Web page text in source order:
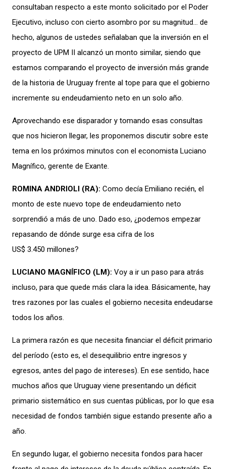
consultaban respecto a este monto solicitado por el Poder
Ejecutivo, incluso con cierto asombro por su magnitud… de
hecho, algunos de ustedes señalaban que la inversión en el
proyecto de UPM II alcanzó un monto similar, siendo que
estamos comparando el proyecto de inversión más grande
de la historia de Uruguay frente al tope para que el gobierno
incremente su endeudamiento neto en un solo año.
Aprovechando ese disparador y tomando esas consultas
que nos hicieron llegar, les proponemos discutir sobre este
tema en los próximos minutos con el economista Luciano
Magnífico, gerente de Exante.
ROMINA ANDRIOLI (RA): Como decía Emiliano recién, el
monto de este nuevo tope de endeudamiento neto
sorprendió a más de uno. Dado eso, ¿podemos empezar
repasando de dónde surge esa cifra de los
US$ 3.450 millones?
LUCIANO MAGNÍFICO (LM): Voy a ir un paso para atrás
incluso, para que quede más clara la idea. Básicamente, hay
tres razones por las cuales el gobierno necesita endeudarse
todos los años.
La primera razón es que necesita financiar el déficit primario
del período (esto es, el desequilibrio entre ingresos y
egresos, antes del pago de intereses). En ese sentido, hace
muchos años que Uruguay viene presentando un déficit
primario sistemático en sus cuentas públicas, por lo que esa
necesidad de fondos también sigue estando presente año a
año.
En segundo lugar, el gobierno necesita fondos para hacer